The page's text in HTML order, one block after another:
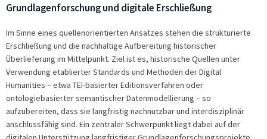
Grundlagenforschung und digitale Erschließung
Im Sinne eines quellenorientierten Ansatzes stehen die strukturierte
Erschließung und die nachhaltige Aufbereitung historischer
Überlieferung im Mittelpunkt. Ziel ist es, historische Quellen unter
Verwendung etablierter Standards und Methoden der Digital
Humanities – etwa TEI-basierter Editionsverfahren oder
ontologiebasierter semantischer Datenmodellierung – so
aufzubereiten, dass sie langfristig nachnutzbar und interdisziplinär
anschlussfähig sind. Ein zentraler Schwerpunkt liegt dabei auf der